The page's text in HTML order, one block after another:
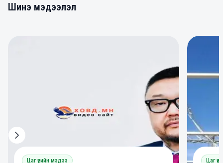
Шинэ мэдээлэл
Цаг үеийн мэдээ Цаг